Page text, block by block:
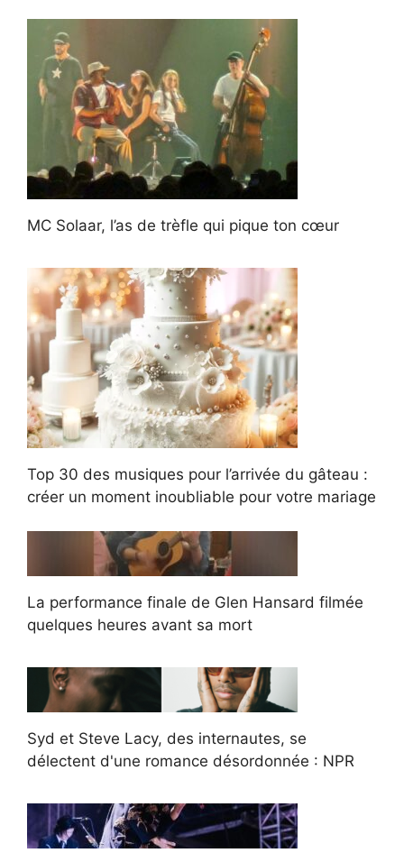
MC Solaar, l’as de trèfle qui pique ton cœur
Top 30 des musiques pour l’arrivée du gâteau :
créer un moment inoubliable pour votre mariage
La performance finale de Glen Hansard filmée
quelques heures avant sa mort
Syd et Steve Lacy, des internautes, se
délectent d'une romance désordonnée : NPR